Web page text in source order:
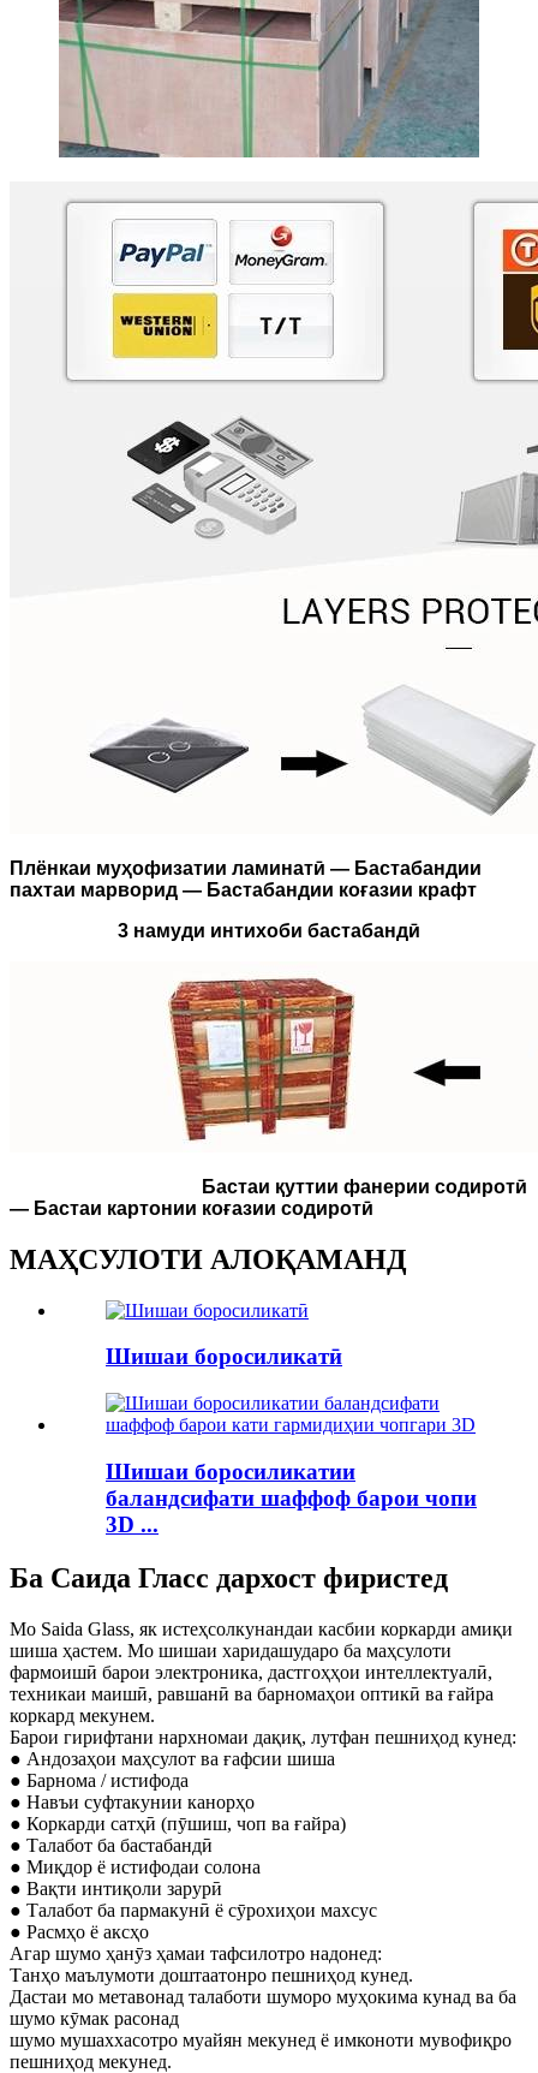
Плёнкаи муҳофизатии ламинатӣ — Бастабандии
пахтаи марворид — Бастабандии коғазии крафт
3 намуди интихоби бастабандӣ
Бастаи қуттии фанерии содиротӣ
— Бастаи картонии коғазии содиротӣ
МАҲСУЛОТИ АЛОҚАМАНД
Шишаи боросиликатӣ
Шишаи боросиликатии
баландсифати шаффоф барои чопи
3D ...
Ба Саида Гласс дархост фиристед
Мо Saida Glass, як истеҳсолкунандаи касбии коркарди амиқи
шиша ҳастем. Мо шишаи харидашударо ба маҳсулоти
фармоишӣ барои электроника, дастгоҳҳои интеллектуалӣ,
техникаи маишӣ, равшанӣ ва барномаҳои оптикӣ ва ғайра
коркард мекунем.
Барои гирифтани нархномаи дақиқ, лутфан пешниҳод кунед:
● Андозаҳои маҳсулот ва ғафсии шиша
● Барнома / истифода
● Навъи суфтакунии канорҳо
● Коркарди сатҳӣ (пӯшиш, чоп ва ғайра)
● Талабот ба бастабандӣ
● Миқдор ё истифодаи солона
● Вақти интиқоли зарурӣ
● Талабот ба пармакунӣ ё сӯрохиҳои махсус
● Расмҳо ё аксҳо
Агар шумо ҳанӯз ҳамаи тафсилотро надонед:
Танҳо маълумоти доштаатонро пешниҳод кунед.
Дастаи мо метавонад талаботи шуморо муҳокима кунад ва ба
шумо кӯмак расонад
шумо мушаххасотро муайян мекунед ё имконоти мувофиқро
пешниҳод мекунед.